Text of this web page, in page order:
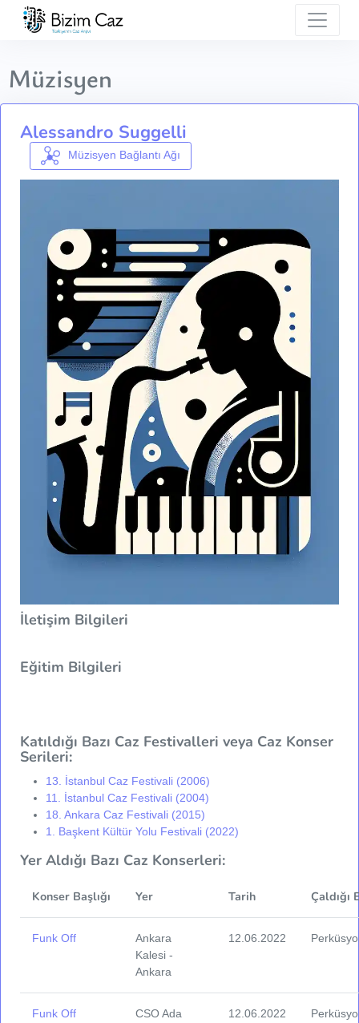
Müzisyen
Alessandro Suggelli
Müzisyen Bağlantı Ağı
İletişim Bilgileri
Eğitim Bilgileri
Katıldığı Bazı Caz Festivalleri veya Caz Konser
Serileri:
13. İstanbul Caz Festivali (2006)
11. İstanbul Caz Festivali (2004)
18. Ankara Caz Festivali (2015)
1. Başkent Kültür Yolu Festivali (2022)
Yer Aldığı Bazı Caz Konserleri:
Konser Başlığı Yer Tarih Çaldığı
Funk Off
Ankara
Kalesi -
Ankara
12.06.2022
Funk Off
CSO Ada
12.06.2022